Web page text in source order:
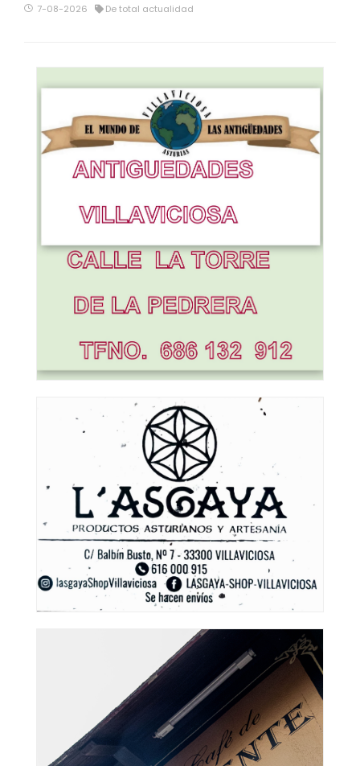
7-08-2026 De total actualidad